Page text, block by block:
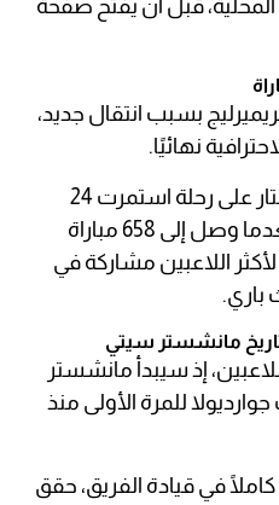
قبل أن يفتح صفحة
بسبب انتقال جديد،
نهائيًا.
وأسدل اللاعب الإنجليزي الستار على رحلة استمرت 24
موسمًا في الدوري الممتاز، بعدما وصل إلى 658 مباراة
اللاعبين مشاركة في
باري.
مانشستر سيتي
إذ سيبدأ مانشستر
للمرة الأولى منذ
في قيادة الفريق، حقق